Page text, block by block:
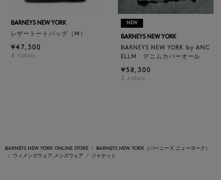
BARNEYS NEW YORK
レザートートバッグ（M）
¥47,300
4 colors
NEW
BARNEYS NEW YORK
BARNEYS NEW YORK by ANC
ELLM デニムカバーオール
¥58,300
2 colors
BARNEYS NEW YORK ONLINE STORE
BARNEYS NEW YORK（バーニーズ ニューヨーク）
ウィメンズウェア,メンズウェア
ジャケット